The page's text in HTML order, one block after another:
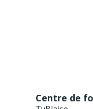
Centre de